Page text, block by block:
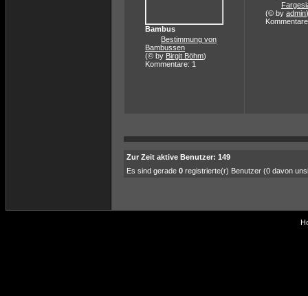
Bambus
Bestimmung von
Bambussen
(© by Birgit Böhm)
Kommentare: 1
(© by admin)
Zur Zeit aktive Benutzer: 149
Es sind gerade 0 registrierte(r) Benutzer (0 davon